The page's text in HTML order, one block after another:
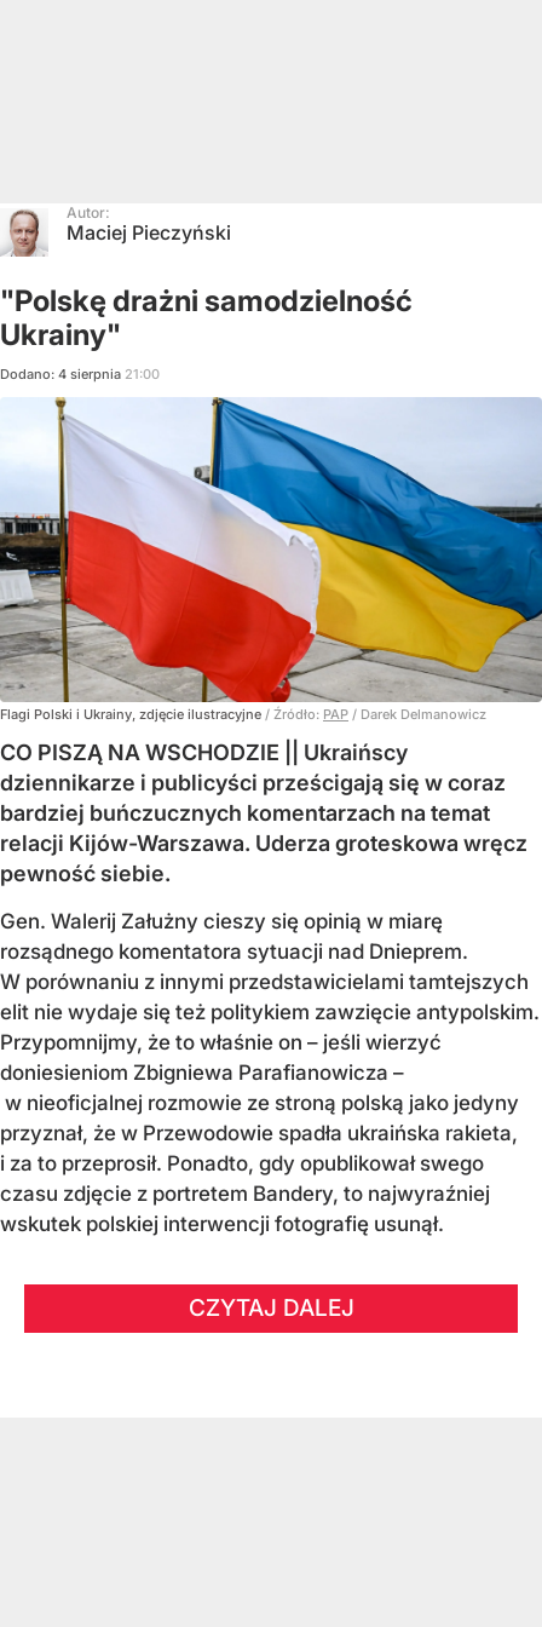
Autor:
Maciej Pieczyński
"Polskę drażni samodzielność
Ukrainy"
Dodano: 4 sierpnia 21:00
Flagi Polski i Ukrainy, zdjęcie ilustracyjne / Źródło: PAP / Darek Delmanowicz
CO PISZĄ NA WSCHODZIE || Ukraińscy
dziennikarze i publicyści prześcigają się w coraz
bardziej buńczucznych komentarzach na temat
relacji Kijów-Warszawa. Uderza groteskowa wręcz
pewność siebie.
Gen. Walerij Załużny cieszy się opinią w miarę
rozsądnego komentatora sytuacji nad Dnieprem.
W porównaniu z innymi przedstawicielami tamtejszych
elit nie wydaje się też politykiem zawzięcie antypolskim.
Przypomnijmy, że to właśnie on – jeśli wierzyć
doniesieniom Zbigniewa Parafianowicza –
w nieoficjalnej rozmowie ze stroną polską jako jedyny
przyznał, że w Przewodowie spadła ukraińska rakieta,
i za to przeprosił. Ponadto, gdy opublikował swego
czasu zdjęcie z portretem Bandery, to najwyraźniej
wskutek polskiej interwencji fotografię usunął.
CZYTAJ DALEJ